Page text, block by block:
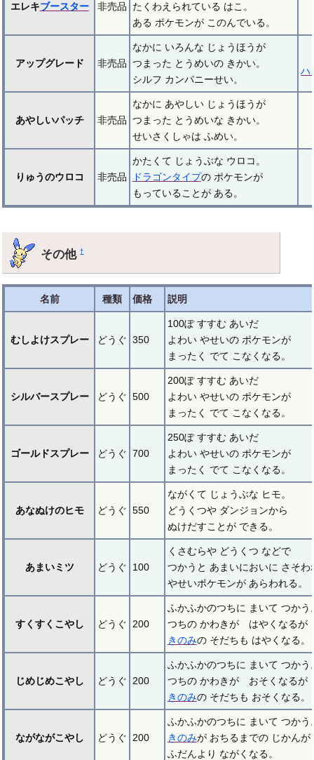
エレキブースター 非売品
たくわえられている はこ。
ある ポケモンが このんでいる。
アップグレード 非売品
なかに いろんな じょうほうが
つまった とうめいの きかい。
シルフ カンパニーせい。
ハ
あやしいパッチ 非売品
なかに あやしい じょうほうが
つまった とうめいな きかい。
せいさくしゃは ふめい。
りゅうのウロコ 非売品
かたくて じょうぶな ウロコ。
ドラゴンタイプの ポケモンが
もっていることが ある。
その他†
名前 種類 価格 説明
むしよけスプレー どうぐ 350
100ぽ すすむ あいだ
よわい やせいの ポケモンが
まったく でて こなくなる。
シルバースプレー どうぐ 500
200ぽ すすむ あいだ
よわい やせいの ポケモンが
まったく でて こなくなる。
ゴールドスプレー どうぐ 700
250ぽ すすむ あいだ
よわい やせいの ポケモンが
まったく でて こなくなる。
あなぬけのヒモ どうぐ 550
ながくて じょうぶな ヒモ。
どうくつや ダンジョンから
ぬけだすことが できる。
あまいミツ どうぐ 100
くさむらや どうくつ などで
つかうと あまいにおいに さそわ
やせいポケモンが あらわれる。
すくすくこやし どうぐ 200
ふかふかのつちに まいて つかう
つちの かわきが はやくなるが
きのみの そだちも はやくなる。
じめじめこやし どうぐ 200
ふかふかのつちに まいて つかう
つちの かわきが おそくなるが
きのみの そだちも おそくなる。
ながながこやし どうぐ 200
ふかふかのつちに まいて つかう
きのみが おちるまでの じかんが
ふだんより ながくなる。